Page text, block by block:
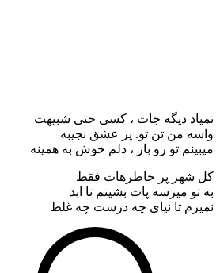
نمیاد دیگه جات ، کسی حتی شبیهت
واسه من تن تو. پر عشق نجیبه
میبینم تو رو باز ، دلم خوش به همینه
کل شهر پر خاطرهات فقط
به تو میرسه پات بشینم تا ابد
نمیرم تا نیای چه درست چه غلط